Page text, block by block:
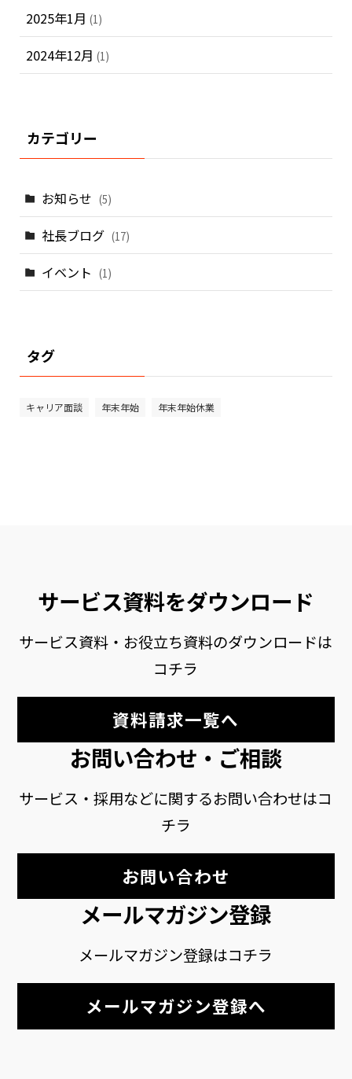
2025年1月 (1)
2024年12月 (1)
カテゴリー
お知らせ (5)
社長ブログ (17)
イベント (1)
タグ
キャリア面談 年末年始 年末年始休業
サービス資料をダウンロード
サービス資料・お役立ち資料のダウンロードは
コチラ
資料請求一覧へ
お問い合わせ・ご相談
サービス・採用などに関するお問い合わせはコ
チラ
お問い合わせ
メールマガジン登録
メールマガジン登録はコチラ
メールマガジン登録へ